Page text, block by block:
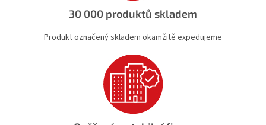
ý
p
s
u
30 000 produktů skladem
Produkt označený skladem okamžitě expedujeme